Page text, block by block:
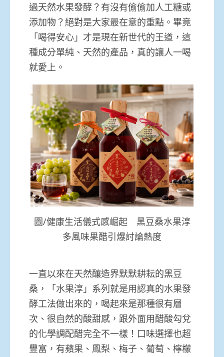
過天然水果發酵？有沒有偷偷加人工糖或
添加物？絕對是大家最在意的重點。畢竟
「喝得安心」才是現在新世代的王道，這
種成分單純、天然的產品，真的讓人一喝
就愛上。
圖/健康生活儀式感崛起 黑豆桑水果淳
多風味果醋引爆討論熱度
一直以來在天然釀造界默默耕耘的黑豆
桑，「水果淳」系列就是用認真的水果發
酵工法做出來的，喝起來是那種很有層
次、很自然的酸甜感，跟外面用醋酸勾兌
的化學調配醋完全不一樣！口味選擇也超
豐富，有蘋果、鳳梨、梅子、葡萄、檸檬